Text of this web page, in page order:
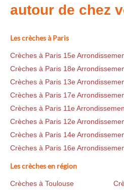
autour de chez
Les crèches à Paris
Crèches à Paris 15e
Crèches à Paris 18e
Crèches à Paris 13e
Crèches à Paris 17e
Crèches à Paris 11e
Crèches à Paris 12e
Crèches à Paris 14e
Crèches à Paris 16e
Les crèches en région
Crèches à Toulouse